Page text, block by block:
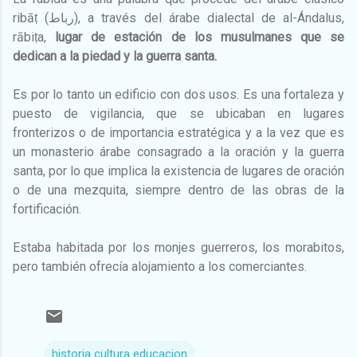
ribāṭ (رباط), a través del árabe dialectal de al-Ándalus,
rābiṭa, lugar de estación de los musulmanes que se
dedican a la piedad y la guerra santa.
Es por lo tanto un edificio con dos usos. Es una fortaleza y
puesto de vigilancia, que se ubicaban en lugares
fronterizos o de importancia estratégica y a la vez que es
un monasterio árabe consagrado a la oración y la guerra
santa, por lo que implica la existencia de lugares de oración
o de una mezquita, siempre dentro de las obras de la
fortificación.
Estaba habitada por los monjes guerreros, los morabitos,
pero también ofrecía alojamiento a los comerciantes.
historia cultura educacion